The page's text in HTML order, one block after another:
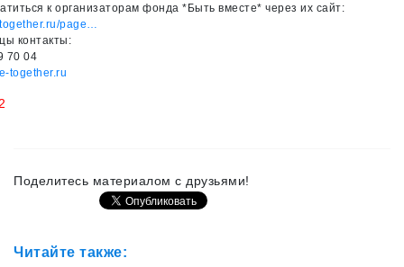
к организаторам фонда *Быть вместе* через их сайт:
page…
контакты:
70 04
together.ru
Поделитесь материалом с друзьями!
Читайте также: